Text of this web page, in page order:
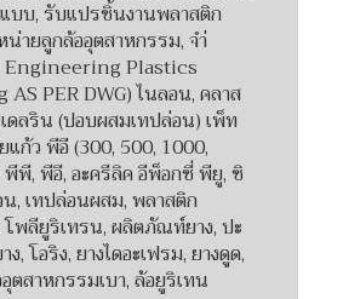
บบ, รับแปรชิ้นงานพลาสติก
ายลูกล้ออุตสาหกรรม, จำ่
Engineering Plastics
PER DWG) ไนลอน, คลาส
ดลริน (ปอบผสมเทปล่อน) เพ็ท
ก้ว พีอี (300, 500, 1000,
พี, พีอี, อะครีลิค อีพ็อกซี่ พียู, ซิ
, เทปล่อนผสม, พลาสติก
พลียูริเทรน, ผลิตภัณท์ยาง, ปะ
ง, โอริง, ยางไดอะเฟรม, ยางดูด,
ตสาหกรรมเบา, ล้อยูริเทน